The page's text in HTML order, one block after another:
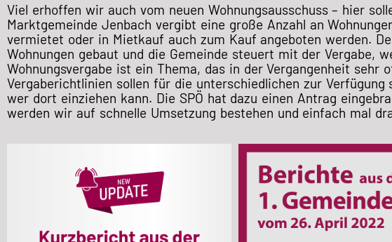
Viel erhoffen wir auch vom neuen Wohnungsausschuss – hier
Marktgemeinde Jenbach vergibt eine große Anzahl an
vermietet oder in Mietkauf auch zum Kauf angeboten werden.
Wohnungen gebaut und die Gemeinde steuert mit der Vergabe,
Wohnungsvergabe ist ein Thema, das in der Vergangenheit
Vergaberichtlinien sollen für die unterschiedlichen zur Verfügung
wer dort einziehen kann. Die SPÖ hat dazu einen Antrag
werden wir auf schnelle Umsetzung bestehen und einfach mal